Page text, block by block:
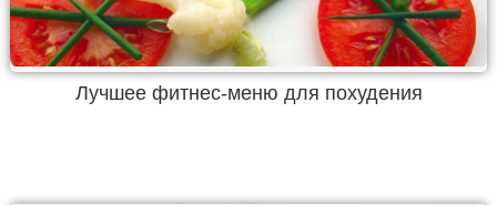
Лучшее фитнес-меню для похудения